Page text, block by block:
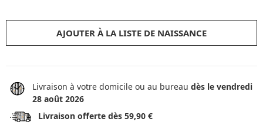
AJOUTER À LA LISTE DE NAISSANCE
Livraison à votre domicile ou au bureau dès le vendredi
28 août 2026
Livraison offerte dès 59,90 €